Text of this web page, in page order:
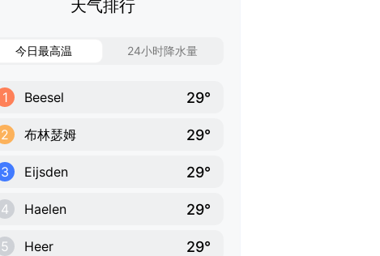
天气排行
今日最高温 24小时降水量
1 Beesel 29°
2 布林瑟姆 29°
3 Eijsden 29°
4 Haelen 29°
5 Heer 29°